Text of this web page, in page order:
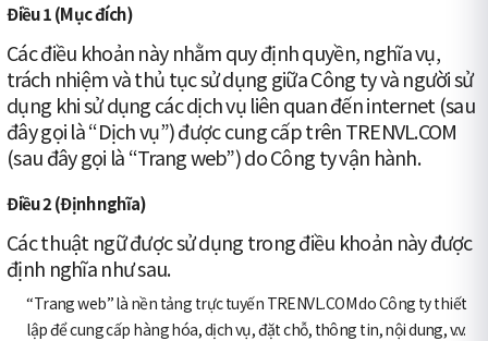
Điều 1 (Mục đích)
Các điều khoản này nhằm quy định quyền, nghĩa vụ,
trách nhiệm và thủ tục sử dụng giữa Công ty và người sử
dụng khi sử dụng các dịch vụ liên quan đến internet (sau
đây gọi là “Dịch vụ”) được cung cấp trên TRENVL.COM
(sau đây gọi là “Trang web”) do Công ty vận hành.
Điều 2 (Định nghĩa)
Các thuật ngữ được sử dụng trong điều khoản này được
định nghĩa như sau.
“Trang web” là nền tảng trực tuyến TRENVL.COM do Công ty thiết
lập để cung cấp hàng hóa, dịch vụ, đặt chỗ, thông tin, nội dung, v.v.